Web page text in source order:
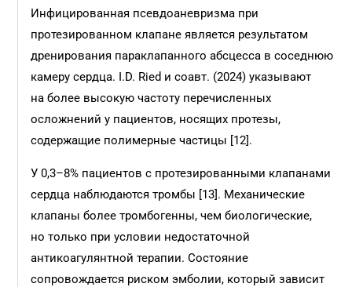
Инфицированная псевдоаневризма при
протезированном клапане является результатом
дренирования параклапанного абсцесса в соседнюю
камеру сердца. I.D. Ried и соавт. (2024) указывают
на более высокую частоту перечисленных
осложнений у пациентов, носящих протезы,
содержащие полимерные частицы [12].
У 0,3–8% пациентов с протезированными клапанами
сердца наблюдаются тромбы [13]. Механические
клапаны более тромбогенны, чем биологические,
но только при условии недостаточной
антикоагулянтной терапии. Состояние
сопровождается риском эмболии, который зависит